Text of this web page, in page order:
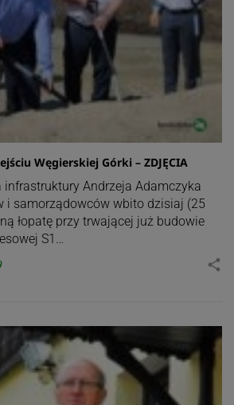
Węgierskiej Górki – ZDJĘCIA
infrastruktury Andrzeja Adamczyka
i samorządowców wbito dzisiaj (25
łopatę przy trwającej już budowie
S1…
share